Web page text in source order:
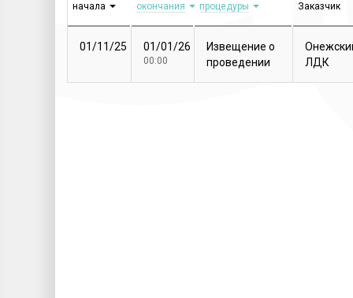
начала
окончания
процедуры
Заказчик
01/11/25 01/01/26
00:00
Извещение о
проведении
ЛДК